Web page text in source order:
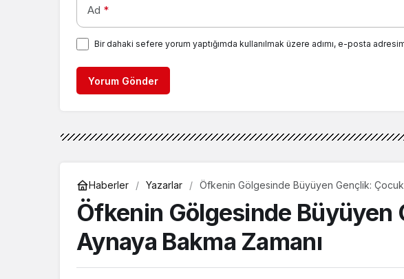
Ad *
Bir dahaki sefere yorum yaptığımda kullanılmak üzere adımı, e-posta
Yorum Gönder
Haberler Yazarlar Öfkenin Gölgesinde Büyüyen Gençlik:
Öfkenin Gölgesinde Büyüyen
Aynaya Bakma Zamanı